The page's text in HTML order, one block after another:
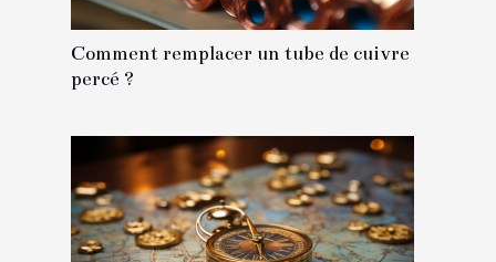
Comment remplacer un tube de cuivre
percé ?